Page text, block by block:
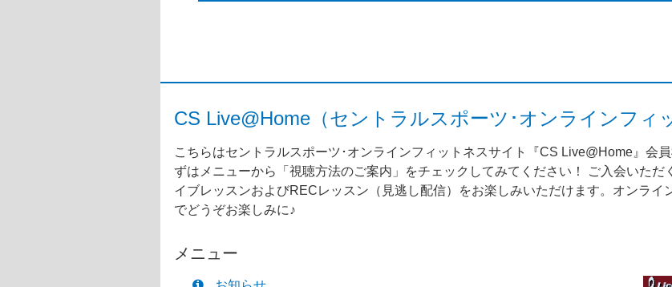
CS Live@Home（セントラルスポーツ･オンラインフィ
こちらはセントラルスポーツ･オンラインフィットネスサイト『CS Live@Home』会
ずはメニューから「視聴方法のご案内」をチェックしてみてください！ ご入会いた
イブレッスンおよびRECレッスン（見逃し配信）をお楽しみいただけます。オンラ
でどうぞお楽しみに♪
メニュー